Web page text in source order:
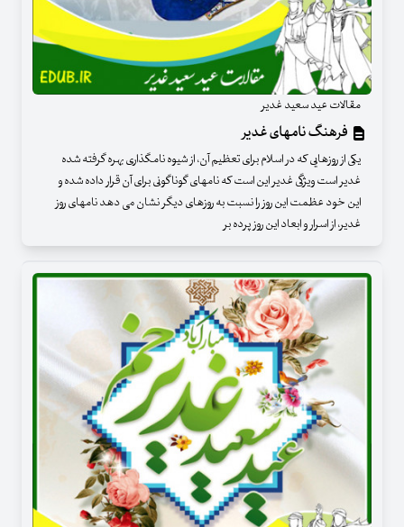
مقالات عید سعید غدیر
فرهنگ نامهای غدیر
یکی از روزهایی که در اسلام برای تعظیم آن، از شیوه نامگذاری بهره گرفته شده
غدیر است ویژگی غدیر این است که نامهای گوناگونی برای آن قرار داده شده و
این خود عظمت این روز را نسبت به روزهای دیگر نشان می دهد نامهای روز
غدیر، از اسرار و ابعاد این روز پرده بر